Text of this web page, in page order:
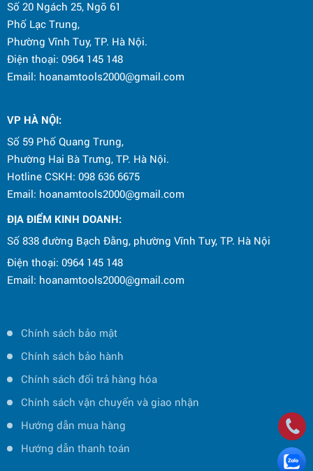
Số 20 Ngách 25, Ngõ 61
Phố Lạc Trung,
Phường Vĩnh Tuy, TP. Hà Nội.
Điện thoại: 0964 145 148
Email: hoanamtools2000@gmail.com
VP HÀ NỘI:
Số 59 Phố Quang Trung,
Phường Hai Bà Trưng, TP. Hà Nội.
Hotline CSKH: 098 636 6675
Email: hoanamtools2000@gmail.com
ĐỊA ĐIỂM KINH DOANH:
Số 838 đường Bạch Đằng, phường Vĩnh Tuy, TP. Hà Nội
Điện thoại: 0964 145 148
Email: hoanamtools2000@gmail.com
Chính sách bảo mật
Chính sách bảo hành
Chính sách đổi trả hàng hóa
Chính sách vận chuyển và giao nhận
Hướng dẫn mua hàng
Hướng dẫn thanh toán